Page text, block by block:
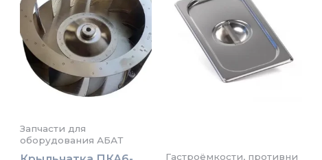
Запчасти для
оборудования АБАТ
Гастроёмкости, противни